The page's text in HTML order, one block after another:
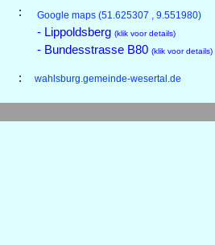
: Google maps (51.625307 , 9.551980)
- Lippoldsberg (klik voor details)
- Bundesstrasse B80 (klik voor details)
: wahlsburg.gemeinde-wesertal.de